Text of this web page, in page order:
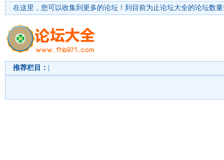
在这里，您可以收集到更多的论坛！ 到目前为止论坛大全的论坛数
推荐栏目：